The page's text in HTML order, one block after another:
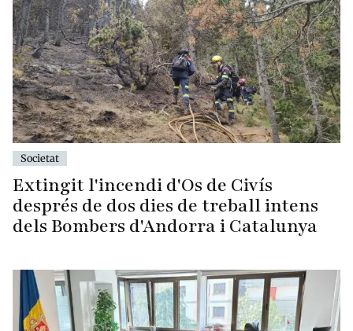
Societat
Extingit l'incendi d'Os de Civís
després de dos dies de treball intens
dels Bombers d'Andorra i Catalunya